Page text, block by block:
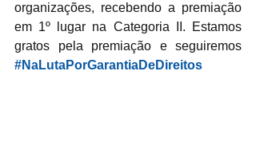
organizações, recebendo a premiação
em 1º lugar na Categoria II. Estamos
#NaLutaPorGarantiaDeDireitos